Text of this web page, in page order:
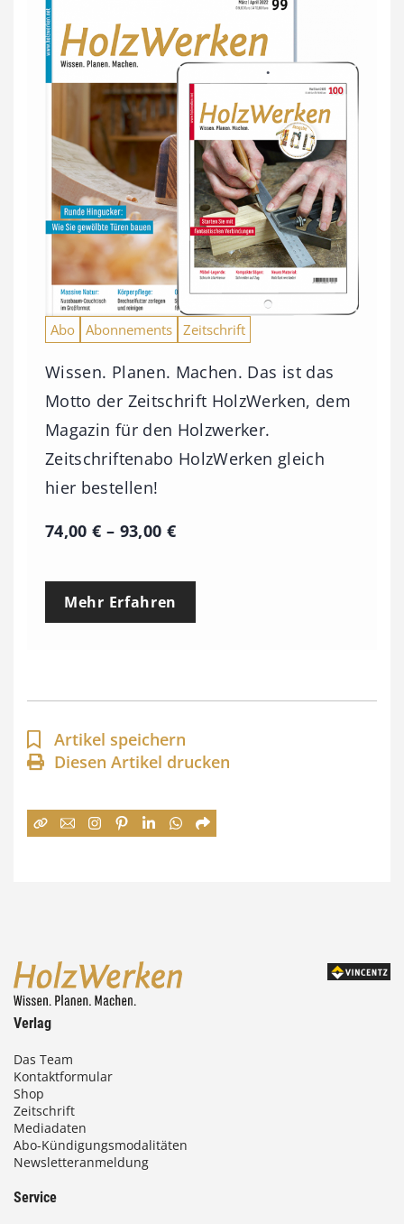
Abo Abonnements Zeitschrift
Wissen. Planen. Machen. Das ist das
Motto der Zeitschrift HolzWerken, dem
Magazin für den Holzwerker.
Zeitschriftenabo HolzWerken gleich
hier bestellen!
74,00€ – 93,00 €P
e
p
a
n
e
0
Mehr Erfahren
Artikel speichern
Diesen Artikel drucken
Verlag
Das Team
Kontaktformular
Shop
Zeitschrift
Mediadaten
Abo-Kündigungsmodalitäten
Newsletteranmeldung
Service